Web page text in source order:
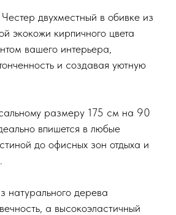
двухместный в обивке из
экокожи кирпичного цвета
вашего интерьера,
и создавая уютную
размеру 175 см на 90
впишется в любые
до офисных зон отдыха и
натурального дерева
а высокоэластичный